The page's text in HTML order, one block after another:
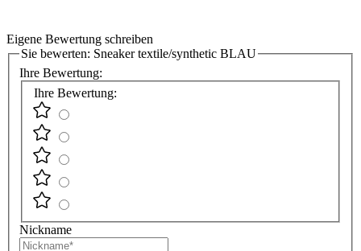
Eigene Bewertung schreiben
Sie bewerten: Sneaker textile/synthetic BLAU
Ihre Bewertung:
Ihre Bewertung:
Nickname